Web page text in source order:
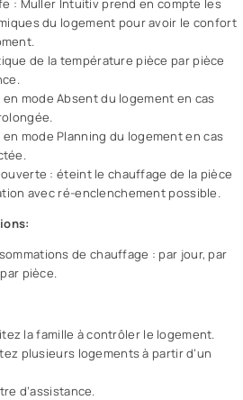
: Muller Intuitiv prend en compte les
du logement pour avoir le confort
de la température pièce par pièce
mode Absent du logement en cas
mode Planning du logement en cas
: éteint le chauffage de la pièce
avec ré-enclenchement possible.
de chauffage : par jour, par
pièce.
la famille à contrôler le logement.
plusieurs logements à partir d’un
d’assistance.